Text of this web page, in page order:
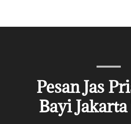
Pesan Jas
Bayi